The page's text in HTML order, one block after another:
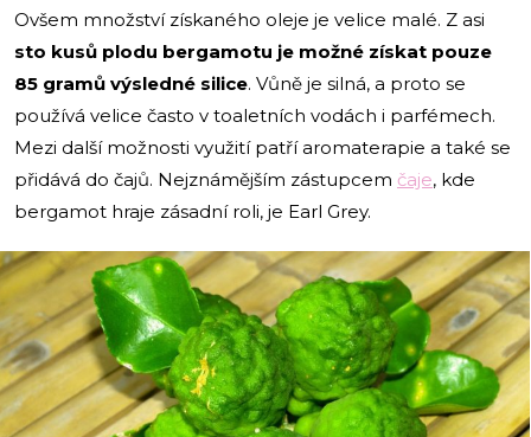
Ovšem množství získaného oleje je velice malé. Z asi
sto kusů plodu bergamotu je možné získat pouze
85 gramů výsledné silice. Vůně je silná, a proto se
používá velice často v toaletních vodách i parfémech.
Mezi další možnosti využití patří aromaterapie a také se
přidává do čajů. Nejznámějším zástupcem čaje, kde
bergamot hraje zásadní roli, je Earl Grey.